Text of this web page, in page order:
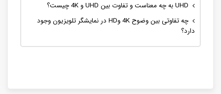
UHD به چه معناست و تفاوت بین UHD و 4K چیست؟
چه تفاوتی بین وضوح 4K وHD در نمایشگر تلویزیون وجود
دارد؟